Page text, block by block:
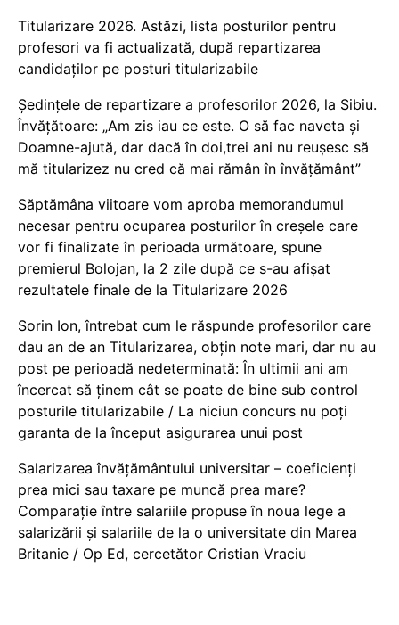
Titularizare 2026. Astăzi, lista posturilor pentru
profesori va fi actualizată, după repartizarea
candidaților pe posturi titularizabile
Ședințele de repartizare a profesorilor 2026, la Sibiu.
Învățătoare: „Am zis iau ce este. O să fac naveta și
Doamne-ajută, dar dacă în doi,trei ani nu reușesc să
mă titularizez nu cred că mai rămân în învățământ”
Săptămâna viitoare vom aproba memorandumul
necesar pentru ocuparea posturilor în creșele care
vor fi finalizate în perioada următoare, spune
premierul Bolojan, la 2 zile după ce s-au afișat
rezultatele finale de la Titularizare 2026
Sorin Ion, întrebat cum le răspunde profesorilor care
dau an de an Titularizarea, obțin note mari, dar nu au
post pe perioadă nedeterminată: În ultimii ani am
încercat să ținem cât se poate de bine sub control
posturile titularizabile / La niciun concurs nu poți
garanta de la început asigurarea unui post
Salarizarea învățământului universitar – coeficienți
prea mici sau taxare pe muncă prea mare?
Comparație între salariile propuse în noua lege a
salarizării și salariile de la o universitate din Marea
Britanie / Op Ed, cercetător Cristian Vraciu